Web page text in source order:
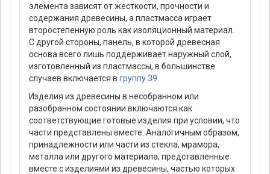
элемента зависят от жесткости, прочности и
содержания древесины, а пластмасса играет
второстепенную роль как изоляционный материал.
С другой стороны, панель, в которой древесная
основа всего лишь поддерживает наружный слой,
изготовленный из пластмассы, в большинстве
случаев включается в группу 39
Изделия из древесины в несобранном или
разобранном состоянии включаются как
соответствующие готовые изделия при условии, что
части представлены вместе. Аналогичным образом,
принадлежности или части из стекла, мрамора,
металла или другого материала, представленные
вместе с изделиями из древесины, частью которых